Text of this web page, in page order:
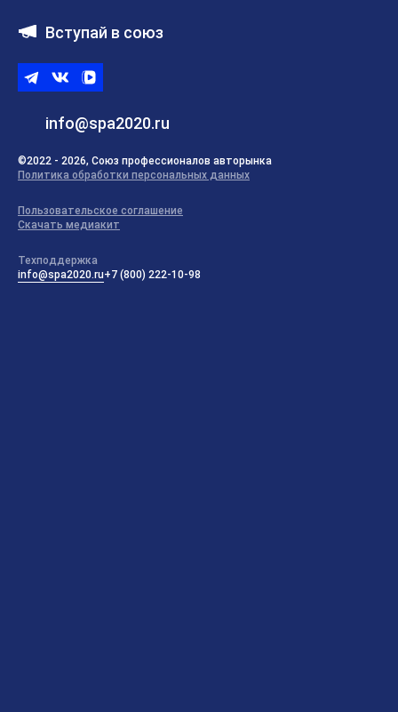
Вступай в союз
info@spa2020.ru
TelegramВКонтакте
ВК
©2022 - 2026, Союз профессионалов авторынка
Политика обработки персональных данных
Пользовательское соглашение
Скачать медиакит
Техподдержка
info@spa2020.ru+7 (800) 222-10-98